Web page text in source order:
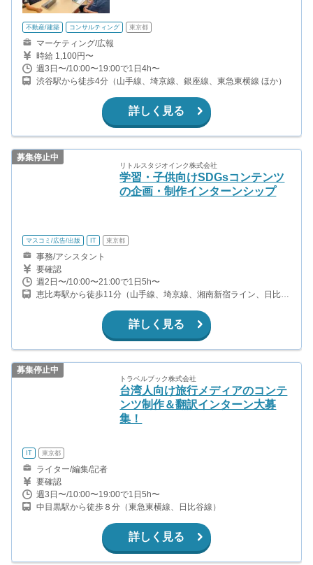
不動産/建築 コンサルティング 東京都
マーケティング/広報
時給 1,100円〜
週3日〜/10:00〜19:00で1日4h〜
渋谷駅から徒歩4分（山手線、埼京線、銀座線、東急東横線 ほか）
詳しく見る
募集停止中
リトルスタジオインク株式会社
学習・子供向けSDGsコンテンツ
の企画・制作インターンシップ
マスコミ/広告/出版 IT 東京都
事務/アシスタント
要確認
週2日〜/10:00〜21:00で1日5h〜
恵比寿駅から徒歩11分（山手線、埼京線、湘南新宿ライン、日比谷
（東急東横線、日比谷線）
詳しく見る
募集停止中
トラベルブック株式会社
台湾人向け旅行メディアのコンテ
ンツ制作＆翻訳インターン大募
集！
IT 東京都
ライター/編集/記者
要確認
週3日〜/10:00〜19:00で1日5h〜
中目黒駅から徒歩８分（東急東横線、日比谷線）
詳しく見る